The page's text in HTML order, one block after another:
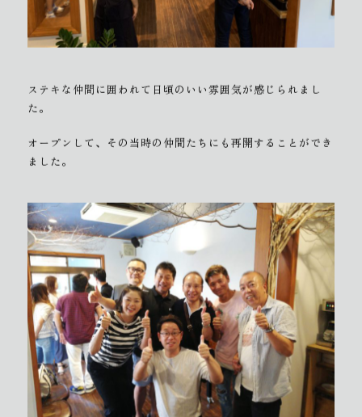
ステキな仲間に囲われて日頃のいい雰囲気が感じられまし
た。
オープンして、その当時の仲間たちにも再開することができ
ました。